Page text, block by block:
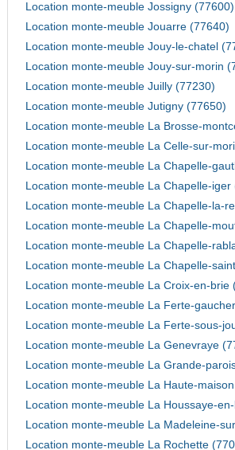
Location monte-meuble Jossigny (77600)
Location monte-meuble Jouarre (77640)
Location monte-meuble Jouy-le-chatel
Location monte-meuble Jouy-sur-morin
Location monte-meuble Juilly (77230)
Location monte-meuble Jutigny (77650)
Location monte-meuble La Brosse-
Location monte-meuble La Celle-sur-
Location monte-meuble La Chapelle-
Location monte-meuble La Chapelle-iger
Location monte-meuble La Chapelle-la-
Location monte-meuble La Chapelle-
Location monte-meuble La Chapelle-
Location monte-meuble La Chapelle-
Location monte-meuble La Croix-en-brie
Location monte-meuble La Ferte-
Location monte-meuble La Ferte-sous-
Location monte-meuble La Genevraye
Location monte-meuble La Grande-
Location monte-meuble La Haute-
Location monte-meuble La Houssaye-
Location monte-meuble La Madeleine-
Location monte-meuble La Rochette